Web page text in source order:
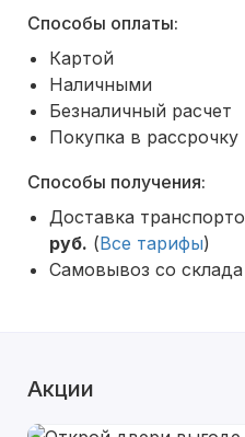
Способы оплаты:
Картой
Наличными
Безналичный расчет
Покупка в рассрочку
Способы получения:
Доставка
руб. (Все тарифы)
Самовывоз со склада
Акции